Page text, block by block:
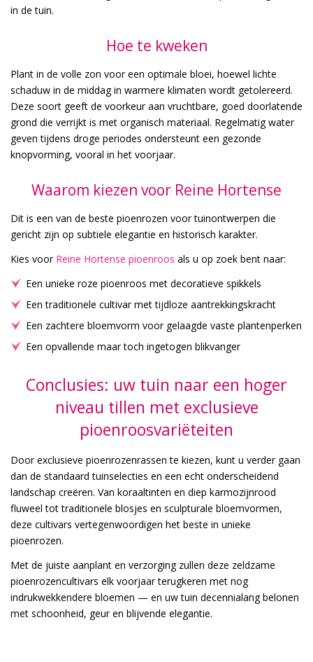
in de tuin.
Hoe te kweken
Plant in de volle zon voor een optimale bloei, hoewel lichte
schaduw in de middag in warmere klimaten wordt getolereerd.
Deze soort geeft de voorkeur aan vruchtbare, goed doorlatende
grond die verrijkt is met organisch materiaal. Regelmatig water
geven tijdens droge periodes ondersteunt een gezonde
knopvorming, vooral in het voorjaar.
Waarom kiezen voor Reine Hortense
Dit is een van de beste pioenrozen voor tuinontwerpen die
gericht zijn op subtiele elegantie en historisch karakter.
Kies voor Reine Hortense pioenroos als u op zoek bent naar:
Een unieke roze pioenroos met decoratieve spikkels
Een traditionele cultivar met tijdloze aantrekkingskracht
Een zachtere bloemvorm voor gelaagde vaste plantenperken
Een opvallende maar toch ingetogen blikvanger
Conclusies: uw tuin naar een hoger
niveau tillen met exclusieve
pioenroosvariëteiten
Door exclusieve pioenrozenrassen te kiezen, kunt u verder gaan
dan de standaard tuinselecties en een echt onderscheidend
landschap creëren. Van koraaltinten en diep karmozijnrood
fluweel tot traditionele blosjes en sculpturale bloemvormen,
deze cultivars vertegenwoordigen het beste in unieke
pioenrozen.
Met de juiste aanplant en verzorging zullen deze zeldzame
pioenrozencultivars elk voorjaar terugkeren met nog
indrukwekkendere bloemen — en uw tuin decennialang belonen
met schoonheid, geur en blijvende elegantie.